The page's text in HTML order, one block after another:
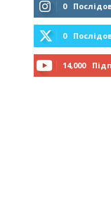
0
0
14,000